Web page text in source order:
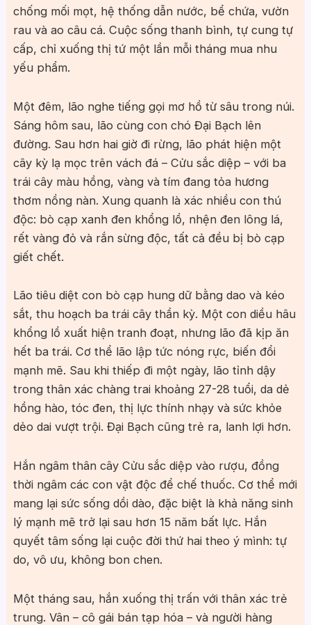
chống mối mọt, hệ thống dẫn nước, bể chứa, vườn
rau và ao câu cá. Cuộc sống thanh bình, tự cung tự
cấp, chỉ xuống thị tứ một lần mỗi tháng mua nhu
yếu phẩm.
Một đêm, lão nghe tiếng gọi mơ hồ từ sâu trong núi.
Sáng hôm sau, lão cùng con chó Đại Bạch lên
đường. Sau hơn hai giờ đi rừng, lão phát hiện một
cây kỳ lạ mọc trên vách đá – Cửu sắc diệp – với ba
trái cây màu hồng, vàng và tím đang tỏa hương
thơm nồng nàn. Xung quanh là xác nhiều con thú
độc: bò cạp xanh đen khổng lồ, nhện đen lông lá,
rết vàng đỏ và rắn sừng độc, tất cả đều bị bò cạp
giết chết.
Lão tiêu diệt con bò cạp hung dữ bằng dao và kéo
sắt, thu hoạch ba trái cây thần kỳ. Một con diều hâu
khổng lồ xuất hiện tranh đoạt, nhưng lão đã kịp ăn
hết ba trái. Cơ thể lão lập tức nóng rực, biến đổi
mạnh mẽ. Sau khi thiếp đi một ngày, lão tỉnh dậy
trong thân xác chàng trai khoảng 27-28 tuổi, da dẻ
hồng hào, tóc đen, thị lực thính nhạy và sức khỏe
dẻo dai vượt trội. Đại Bạch cũng trẻ ra, lanh lợi hơn.
Hắn ngâm thân cây Cửu sắc diệp vào rượu, đồng
thời ngâm các con vật độc để chế thuốc. Cơ thể mới
mang lại sức sống dồi dào, đặc biệt là khả năng sinh
lý mạnh mẽ trở lại sau hơn 15 năm bất lực. Hắn
quyết tâm sống lại cuộc đời thứ hai theo ý mình: tự
do, vô ưu, không bon chen.
Một tháng sau, hắn xuống thị trấn với thân xác trẻ
trung. Vân – cô gái bán tạp hóa – và người hàng